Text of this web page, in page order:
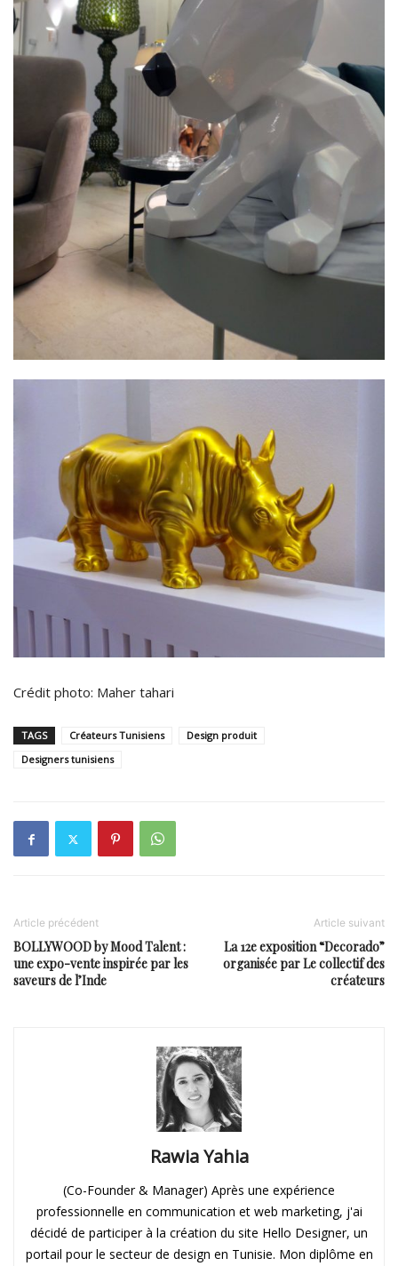
Crédit photo: Maher tahari
TAGS Créateurs Tunisiens
Design produit
Designers tunisiens
Article précédent
BOLLYWOOD by Mood Talent :
une expo-vente inspirée par les
saveurs de l’Inde
Article suivant
La 12e exposition “Decorado”
organisée par Le collectif des
créateurs
Rawia Yahia
(Co-Founder & Manager) Après une expérience
professionnelle en communication et web marketing, j'ai
décidé de participer à la création du site Hello Designer, un
portail pour le secteur de design en Tunisie. Mon diplôme en